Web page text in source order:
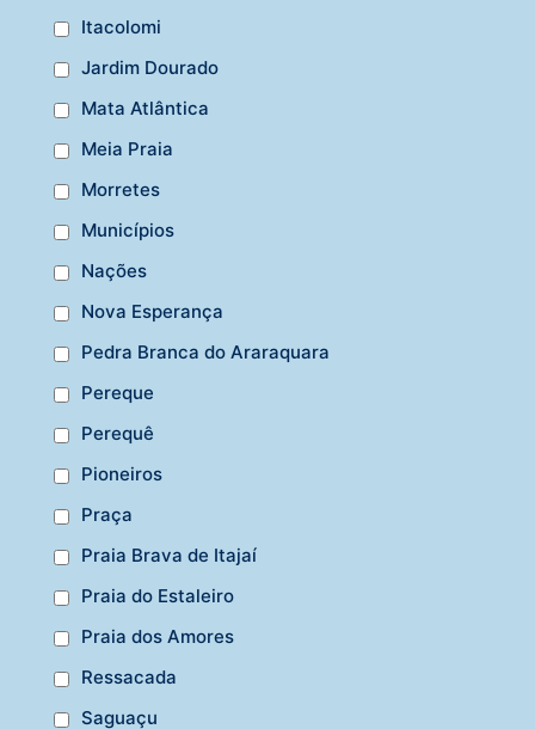
Itacolomi
Jardim Dourado
Mata Atlântica
Meia Praia
Morretes
Municípios
Nações
Nova Esperança
Pedra Branca do Araraquara
Pereque
Perequê
Pioneiros
Praça
Praia Brava de Itajaí
Praia do Estaleiro
Praia dos Amores
Ressacada
Saguaçu